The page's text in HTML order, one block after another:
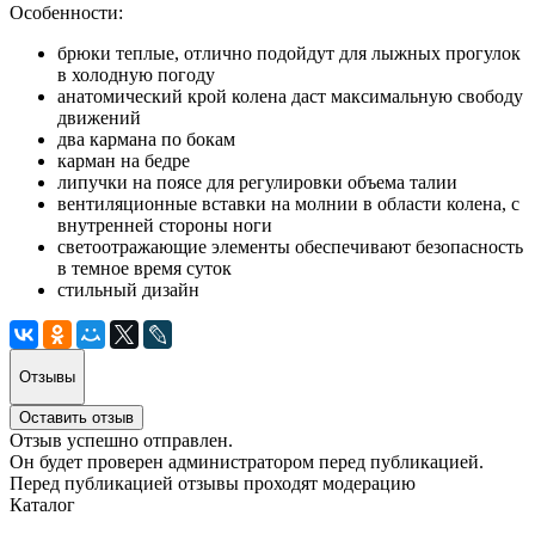
Особенности:
брюки теплые, отлично подойдут для лыжных прогулок
в холодную погоду
анатомический крой колена даст максимальную свободу
движений
два кармана по бокам
карман на бедре
липучки на поясе для регулировки объема талии
вентиляционные вставки на молнии в области колена, с
внутренней стороны ноги
светоотражающие элементы обеспечивают безопасность
в темное время суток
стильный дизайн
Отзывы
Оставить отзыв
Отзыв успешно отправлен.
Он будет проверен администратором перед публикацией.
Перед публикацией отзывы проходят модерацию
Каталог